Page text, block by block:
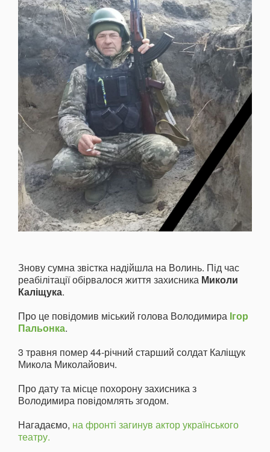
Знову сумна звістка надійшла на Волинь. Під час
реабілітації обірвалося життя захисника Миколи
Каліщука.
Про це повідомив міський голова Володимира Ігор
Пальонка.
3 травня помер 44-річний старший солдат Каліщук
Микола Миколайович.
Про дату та місце похорону захисника з
Володимира повідомлять згодом.
Нагадаємо, на фронті загинув актор українського
театру.